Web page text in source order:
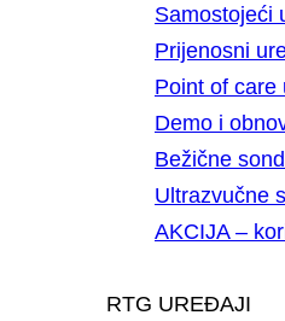
Samostojeći
Prijenosni
Point of care
Demo i
Bežične
Ultrazvučne
AKCIJA –
RTG UREĐAJI